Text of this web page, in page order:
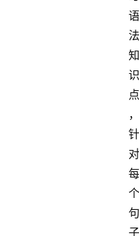
语
法
知
识
点
，
针
对
每
个
句
子